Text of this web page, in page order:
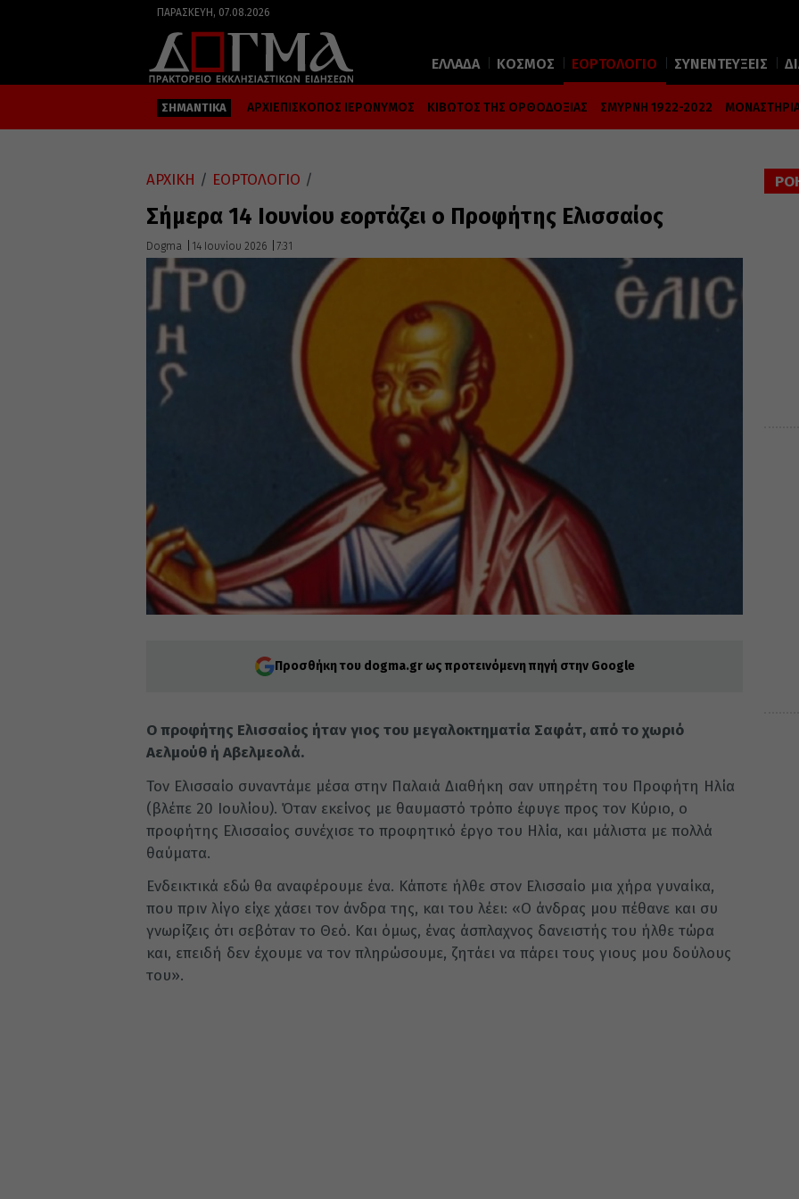
ΠΑΡΑΣΚΕΥΉ, 07.08.2026
ΕΛΛΑΔΑ ΚΟΣΜΟΣ ΕΟΡΤΟΛΟΓΙΟ ΣΥΝΕΝΤΕΥΞΕΙΣ
ΣΗΜΑΝΤΙΚΑ ΑΡΧΙΕΠΙΣΚΟΠΟΣ ΙΕΡΩΝΥΜΟΣ ΚΙΒΩΤΟΣ ΤΗΣ ΟΡΘΟΔΟΞΙΑΣ ΣΜΥΡΝΗ 1922-2022
ΑΡΧΙΚΗ / ΕΟΡΤΟΛΟΓΙΟ /
Σήμερα 14 Ιουνίου εορτάζει ο Προφήτης Ελισσαίος
Dogma 14 Ιουνίου 2026 7:31
Προσθήκη του dogma.gr ως προτεινόμενη πηγή στην Google
Ο προφήτης Ελισσαίος ήταν γιος του μεγαλοκτηματία Σαφάτ, από το χωριό
Αελμούθ ή Αβελμεολά.
Τον Ελισσαίο συναντάμε μέσα στην Παλαιά Διαθήκη σαν υπηρέτη του Προφήτη Ηλία
(βλέπε 20 Ιουλίου). Όταν εκείνος με θαυμαστό τρόπο έφυγε προς τον Κύριο, ο
προφήτης Ελισσαίος συνέχισε το προφητικό έργο του Ηλία, και μάλιστα με πολλά
θαύματα.
Ενδεικτικά εδώ θα αναφέρουμε ένα. Κάποτε ήλθε στον Ελισσαίο μια χήρα γυναίκα,
που πριν λίγο είχε χάσει τον άνδρα της, και του λέει: «Ο άνδρας μου πέθανε και συ
γνωρίζεις ότι σεβόταν το Θεό. Και όμως, ένας άσπλαχνος δανειστής του ήλθε τώρα
και, επειδή δεν έχουμε να τον πληρώσουμε, ζητάει να πάρει τους γιους μου δούλους
του».